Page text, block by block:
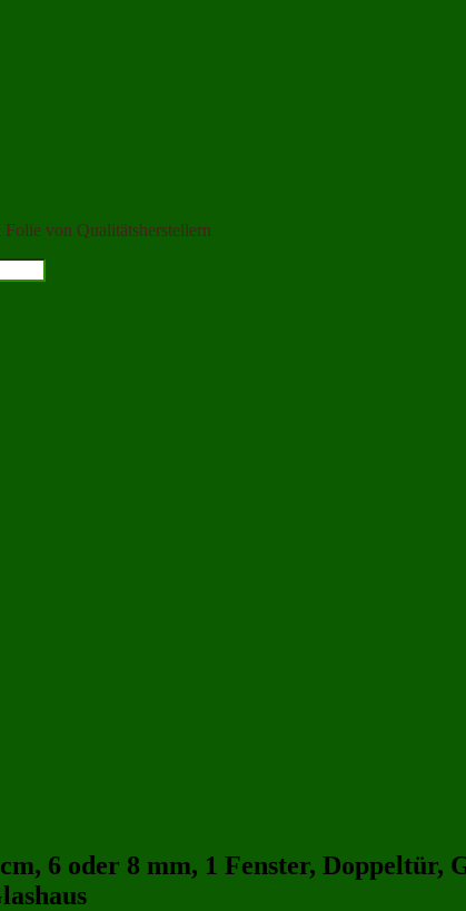
von Qualitätsherstellern
6 oder 8 mm, 1 Fenster,